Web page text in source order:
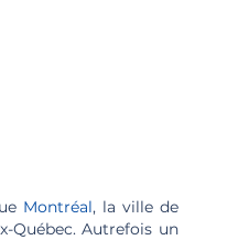
Montréal, la ville de
Québec. Autrefois un